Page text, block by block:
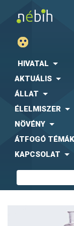
HIVATAL
AKTUÁLIS
ÁLLAT
ÉLELMISZER
NÖVÉNY
ÁTFOGÓ TÉMÁK
KAPCSOLAT